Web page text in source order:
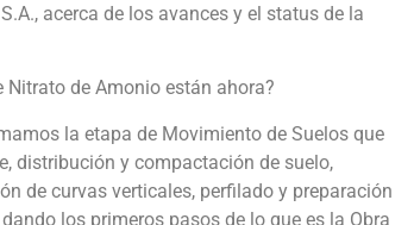
acerca de los avances y el status de la
de Amonio están ahora?
la etapa de Movimiento de Suelos que
distribución y compactación de suelo,
de curvas verticales, perfilado y preparación
los primeros pasos de lo que es la Obra